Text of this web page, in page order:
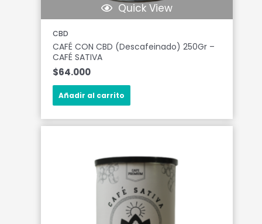
Quick View
CBD
CAFÉ CON CBD (Descafeinado) 250Gr –
CAFÉ SATIVA
$64.000
Añadir al carrito